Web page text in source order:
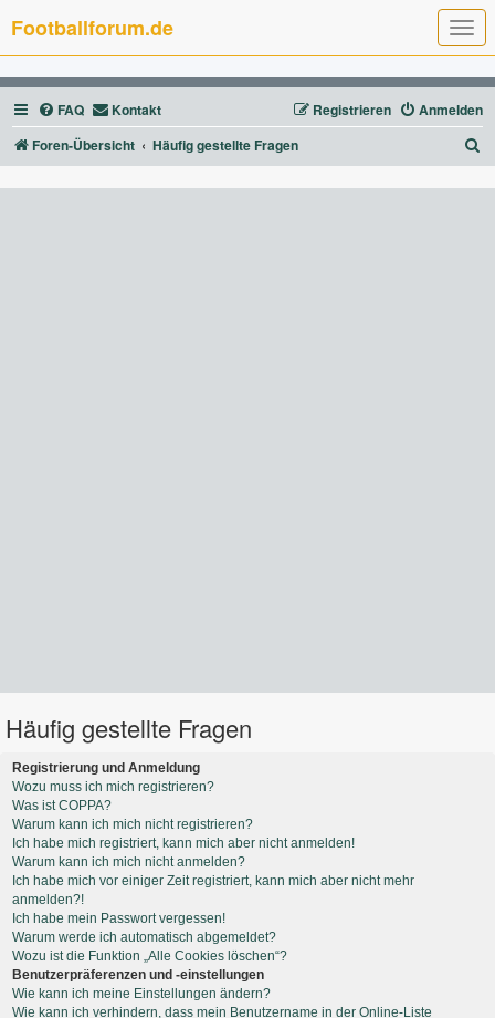
T
o
g
g
l
e
n
a
g
Footballforum.de
FAQ Kontakt Anmelden
Registrieren
Foren-Übersicht
Häufig gestellte Fragen
u
Häufig gestellte Fragen
Registrierung und Anmeldung
Wozu muss ich mich registrieren?
Was ist COPPA?
Warum kann ich mich nicht registrieren?
Ich habe mich registriert, kann mich aber nicht anmelden!
Warum kann ich mich nicht anmelden?
Ich habe mich vor einiger Zeit registriert, kann mich aber nicht mehr
anmelden?!
Ich habe mein Passwort vergessen!
Warum werde ich automatisch abgemeldet?
Wozu ist die Funktion „Alle Cookies löschen“?
Benutzerpräferenzen und -einstellungen
Wie kann ich meine Einstellungen ändern?
Wie kann ich verhindern, dass mein Benutzername in der Online-Liste